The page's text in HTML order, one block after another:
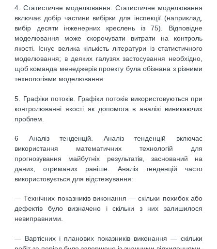
4. Статистичне моделювання. Статистичне моделювання
включає добір частини вибірки для інспекції (наприклад,
вибір десяти інженерних креслень із 75). Відповідне
моделювання може скорочувати витрати на контроль
якості. Існує велика кількість літератури із статистичного
моделювання; в деяких галузях застосування необхідно,
щоб команда менеджерів проекту була обізнана з різними
технологіями моделювання.
5. Графіки потоків. Графіки потоків використовуються при
контролюванні якості як допомога в аналізі виникаючих
проблем.
6 Аналіз тенденцій. Аналіз тенденцій включає
використання математичних технологій для
прогнозування майбутніх результатів, заснований на
даних, отриманих раніше. Аналіз тенденцій часто
використовується для відстежування:
— Технічних показників виконання — скільки похибок або
дефектів було визначено і скільки з них залишилося
невиправними.
— Вартісних і планових показників виконання — скільки